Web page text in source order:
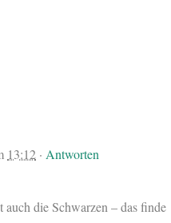
13:12 · Antworten
auch die Schwarzen – das finde